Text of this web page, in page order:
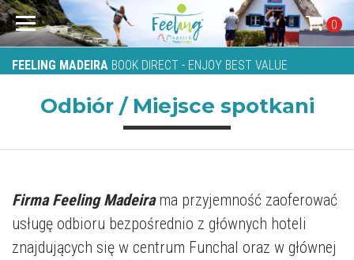
FEELING MADEIRA BOOK DIRECT - ENJOY BEST VALUE
0
Odbiór / Miejsce spotkani
Firma Feeling Madeirama przyjemność zaoferować
usługę odbioru bezpośrednio z głównych hoteli
znajdujących się w centrum Funchal oraz w głównej